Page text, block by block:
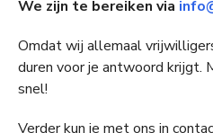
We zijn te bereiken via
Omdat wij allemaal
duren voor je antwoord krijgt.
snel!
Verder kun je met ons in